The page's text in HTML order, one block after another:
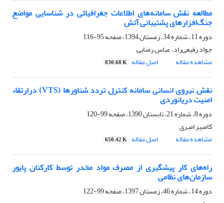
مطالعه نقش سامانه‌های اطلاعات جغرافیائی در شناسایی مواضع
جنگ‌افزارهای پشتیبانی آتش
دوره 11، شماره 34، زمستان 1394، صفحه
95-116
جواد رفیعی‌راد، عباس رضایی
مشاهده مقاله
اصل مقاله 830.68 K
نقش نیروی انسانی سامانه کنترل تردد شناورها (VTS) درارتقاء
امنیت دریانوردی
دوره 8، شماره 21، تابستان 1390، صفحه
99-120
کامبیز امیری
مشاهده مقاله
اصل مقاله 650.42 K
راه‌های کار پیشگیری از مصرف مواد مخدر توسط کارکنان پایور
سازمان‌های نظامی
دوره 14، شماره 46، زمستان 1397، صفحه
99-122